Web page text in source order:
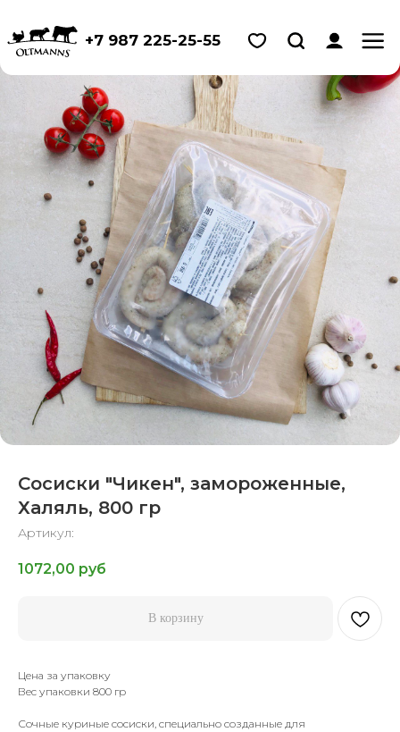
+7 987 225-25-55
Сосиски "Чикен", замороженные,
Халяль, 800 гр
Артикул:
1072,00 руб
В корзину
Цена за упаковку
Вес упаковки 800 гр
Сочные куриные сосиски, специально созданные для